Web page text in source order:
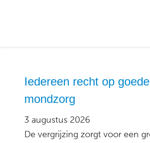
Iedereen recht op goede
mondzorg
3 augustus 2026
De vergrijzing zorgt voor een